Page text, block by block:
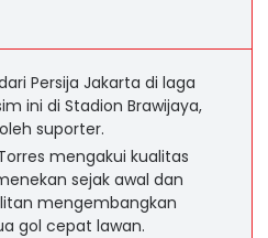
Persija Jakarta di laga
ini di Stadion Brawijaya,
suporter.
mengakui kualitas
sejak awal dan
mengembangkan
gol cepat lawan.